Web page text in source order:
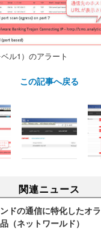
ル1）のアラート
この記事へ戻る
関連ニュース
ドの通信に特化したオ
（ネットワールド）